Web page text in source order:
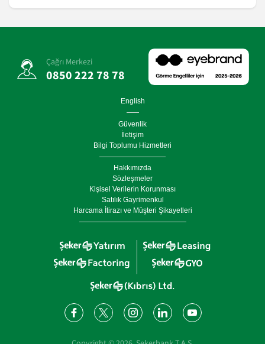
Çağrı Merkezi
0850 222 78 78
English
Güvenlik
İletişim
Bilgi Toplumu Hizmetleri
Hakkımızda
Sözleşmeler
Kişisel Verilerin Korunması
Satılık Gayrimenkul
Harcama İtirazı ve Müşteri Şikayetleri